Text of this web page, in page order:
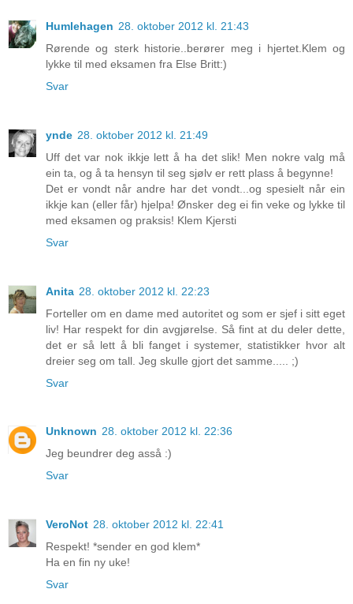
Humlehagen 28. oktober 2012 kl. 21:43
Rørende og sterk historie..berører meg i hjertet.Klem og
lykke til med eksamen fra Else Britt:)
Svar
ynde 28. oktober 2012 kl. 21:49
Uff det var nok ikkje lett å ha det slik! Men nokre valg må
ein ta, og å ta hensyn til seg sjølv er rett plass å begynne!
Det er vondt når andre har det vondt...og spesielt når ein
ikkje kan (eller får) hjelpa! Ønsker deg ei fin veke og lykke til
med eksamen og praksis! Klem Kjersti
Svar
Anita 28. oktober 2012 kl. 22:23
Forteller om en dame med autoritet og som er sjef i sitt eget
liv! Har respekt for din avgjørelse. Så fint at du deler dette,
det er så lett å bli fanget i systemer, statistikker hvor alt
dreier seg om tall. Jeg skulle gjort det samme..... ;)
Svar
Unknown 28. oktober 2012 kl. 22:36
Jeg beundrer deg asså :)
Svar
VeroNot 28. oktober 2012 kl. 22:41
Respekt! *sender en god klem*
Ha en fin ny uke!
Svar